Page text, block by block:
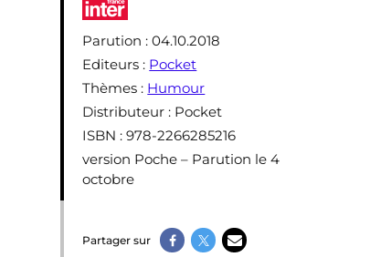
Parution : 04.10.2018
Editeurs : Pocket
Thèmes : Humour
Distributeur : Pocket
ISBN : 978-2266285216
version Poche – Parution le 4
octobre
Partager sur